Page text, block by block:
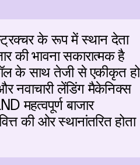
के रूप में स्थान देता
की भावना सकारात्मक है
के साथ तेजी से एकीकृत हो
नवाचारी लेंडिंग मैकेनिक्स
महत्वपूर्ण बाजार
की ओर स्थानांतरित होता